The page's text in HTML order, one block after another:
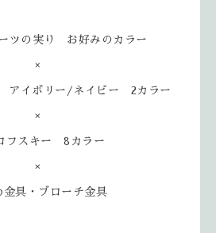
ツの実り お好みのカラー
×
アイボリー/ネイビー 2カラー
×
フスキー 8カラー
×
金具・ブローチ金具